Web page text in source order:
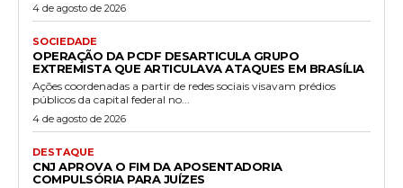
4 de agosto de 2026
SOCIEDADE
OPERAÇÃO DA PCDF DESARTICULA GRUPO
EXTREMISTA QUE ARTICULAVA ATAQUES EM BRASÍLIA
Ações coordenadas a partir de redes sociais visavam prédios
públicos da capital federal no...
4 de agosto de 2026
DESTAQUE
CNJ APROVA O FIM DA APOSENTADORIA
COMPULSÓRIA PARA JUÍZES